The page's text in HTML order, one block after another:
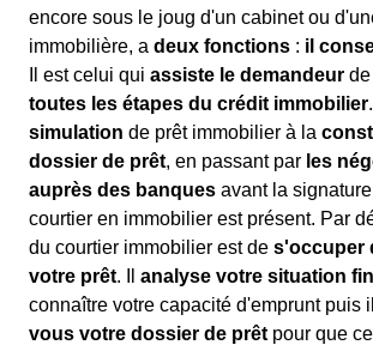
encore sous le joug d'un cabinet ou
immobilière, a deux fonctions : il
Il est celui qui assiste le demandeur
toutes les étapes du crédit immobilier
simulation de prêt immobilier à la
dossier de prêt, en passant par les
auprès des banques avant la
courtier en immobilier est présent. Par
du courtier immobilier est de s'occuper
votre prêt. Il analyse votre situation
connaître votre capacité d'emprunt puis il
vous votre dossier de prêt pour que